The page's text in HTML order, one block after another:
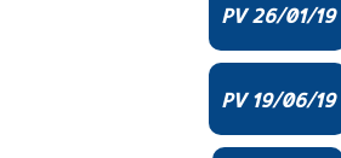
PV 26/01/19
PV 19/06/19